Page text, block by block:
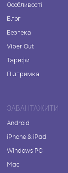
Особливості
Блог
Безпека
Viber Out
Тарифи
Підтримка
ЗАВАНТАЖИТИ
Android
iPhone & iPad
Windows PC
Mac